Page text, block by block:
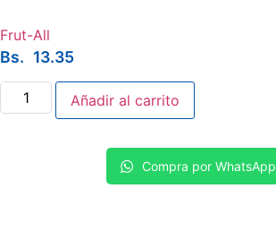
Frut-All
Bs. 13.35
Frut-
Durazno
Añadir al carrito
Compra por WhatsApp